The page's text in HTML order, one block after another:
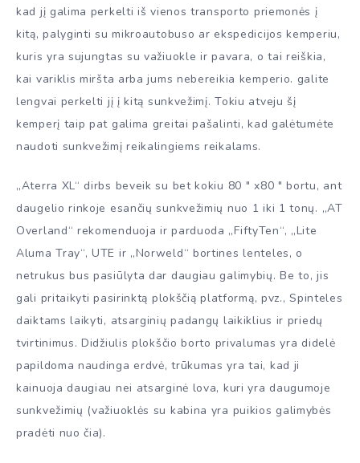
kad jį galima perkelti iš vienos transporto priemonės į
kitą, palyginti su mikroautobuso ar ekspedicijos kemperiu,
kuris yra sujungtas su važiuokle ir pavara, o tai reiškia,
kai variklis miršta arba jums nebereikia kemperio. galite
lengvai perkelti jį į kitą sunkvežimį. Tokiu atveju šį
kemperį taip pat galima greitai pašalinti, kad galėtumėte
naudoti sunkvežimį reikalingiems reikalams.
„Aterra XL“ dirbs beveik su bet kokiu 80 ″ x80 ″ bortu, ant
daugelio rinkoje esančių sunkvežimių nuo 1 iki 1 tonų. „AT
Overland“ rekomenduoja ir parduoda „FiftyTen“, „Lite
Aluma Tray“, UTE ir „Norweld“ bortines lenteles, o
netrukus bus pasiūlyta dar daugiau galimybių. Be to, jis
gali pritaikyti pasirinktą plokščią platformą, pvz., Spinteles
daiktams laikyti, atsarginių padangų laikiklius ir priedų
tvirtinimus. Didžiulis plokščio borto privalumas yra didelė
papildoma naudinga erdvė, trūkumas yra tai, kad ji
kainuoja daugiau nei atsarginė lova, kuri yra daugumoje
sunkvežimių (važiuoklės su kabina yra puikios galimybės
pradėti nuo čia).